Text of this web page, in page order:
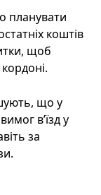
планувати
коштів
щоб
що у
в’їзд у
за